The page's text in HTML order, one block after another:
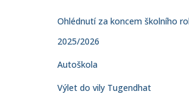
Ohlédnutí za koncem školního
2025/2026
Autoškola
Výlet do vily Tugendhat